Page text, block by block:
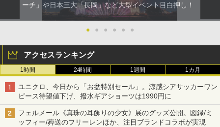
ーチ」や日本三大「長岡」など大型イベント目白押し！
● ● ● ● ● ●
アクセスランキング
1時間 24時間 1週間 1カ月
ユニクロ、今日から「お盆特別セール」。涼感シアサッカーワン
ピース待望値下げ、撥水ギアショーツは1990円に
フェルメール《真珠の耳飾りの少女》展のグッズ公開。図録/ミ
ッフィー/葬送のフリーレンほか、注目ブランドコラボが実現